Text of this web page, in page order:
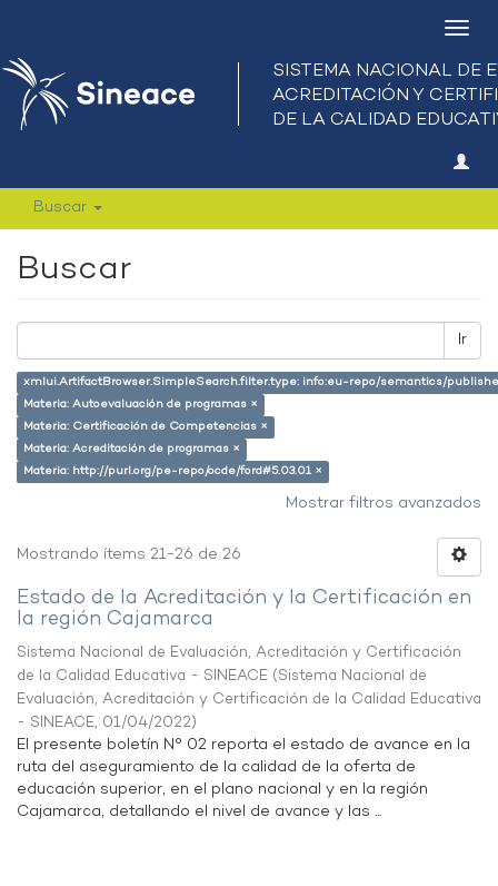
Buscar
Buscar
Ir
xmlui.ArtifactBrowser.SimpleSearch.filter.type: info:eu-repo/semantics/
Materia: Autoevaluación de programas ×
Materia: Certificación de Competencias ×
Materia: Acreditación de programas ×
Materia: http://purl.org/pe-repo/ocde/ford#5.03.01 ×
Mostrar filtros avanzados
Mostrando ítems 21-26 de 26
Estado de la Acreditación y la Certificación en
la región Cajamarca
Sistema Nacional de Evaluación, Acreditación y Certificación
de la Calidad Educativa - SINEACE (Sistema Nacional de
Evaluación, Acreditación y Certificación de la Calidad Educativa
- SINEACE, 01/04/2022)
El presente boletín N° 02 reporta el estado de avance en la
ruta del aseguramiento de la calidad de la oferta de
educación superior, en el plano nacional y en la región
Cajamarca, detallando el nivel de avance y las ...